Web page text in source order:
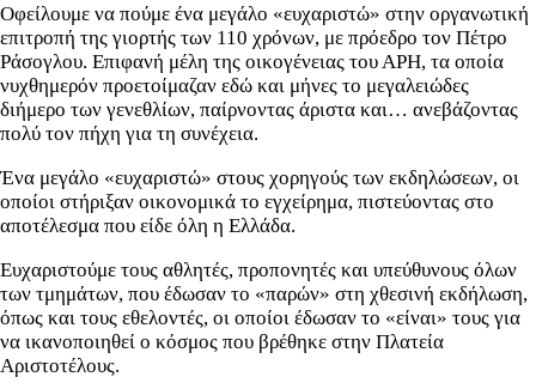
Οφείλουμε να πούμε ένα μεγάλο «ευχαριστώ» στην οργανωτική
επιτροπή της γιορτής των 110 χρόνων, με πρόεδρο τον Πέτρο
Ράσογλου. Επιφανή μέλη της οικογένειας του ΑΡΗ, τα οποία
νυχθημερόν προετοίμαζαν εδώ και μήνες το μεγαλειώδες
διήμερο των γενεθλίων, παίρνοντας άριστα και… ανεβάζοντας
πολύ τον πήχη για τη συνέχεια.
Ένα μεγάλο «ευχαριστώ» στους χορηγούς των εκδηλώσεων, οι
οποίοι στήριξαν οικονομικά το εγχείρημα, πιστεύοντας στο
αποτέλεσμα που είδε όλη η Ελλάδα.
Ευχαριστούμε τους αθλητές, προπονητές και υπεύθυνους όλων
των τμημάτων, που έδωσαν το «παρών» στη χθεσινή εκδήλωση,
όπως και τους εθελοντές, οι οποίοι έδωσαν το «είναι» τους για
να ικανοποιηθεί ο κόσμος που βρέθηκε στην Πλατεία
Αριστοτέλους.